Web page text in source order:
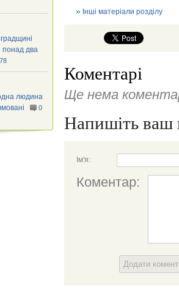
Інші матеріали розділу
Коментарі
Ще нема
Напишіть ваш
Ім'я:
Коментар:
Додати
понад два
людина
0